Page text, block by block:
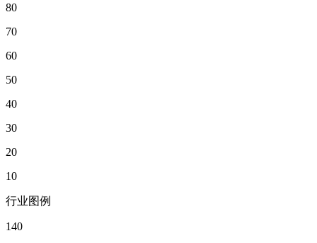
80
70
60
50
40
30
20
10
行业图例
140